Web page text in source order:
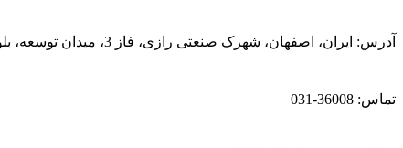
آدرس: ایران، اصفهان، شهرک صنعتی رازی، فاز 3، میدان توسعه، بلوار پیشتازان
تماس: 36008-031